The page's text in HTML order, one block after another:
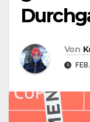
Von